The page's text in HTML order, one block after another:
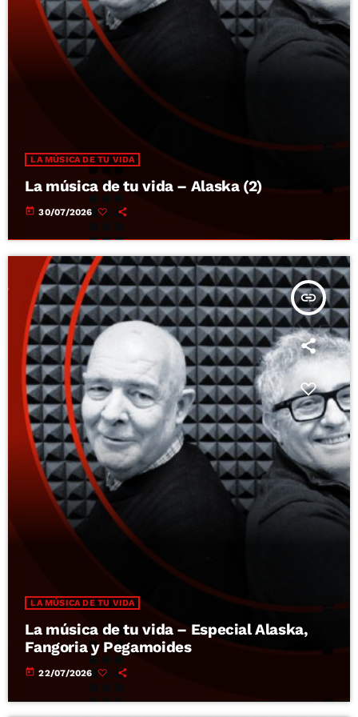
LA MÚSICA DE TU VIDA
La música de tu vida – Alaska (2)
today 30/07/2026
insert_link
LA MÚSICA DE TU VIDA
La música de tu vida – Especial Alaska,
Fangoria y Pegamoides
today 22/07/2026